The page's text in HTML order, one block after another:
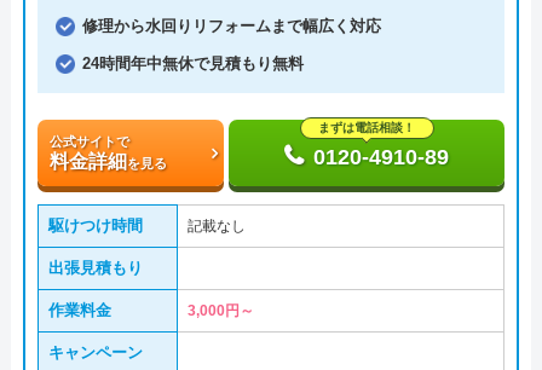
修理から水回りリフォームまで幅広く対応
24時間年中無休で見積もり無料
公式サイトで
料金詳細を見る
まずは電話相談！
0120-4910-89
駆けつけ時間 記載なし
出張見積もり
作業料金 3,000円～
キャンペーン